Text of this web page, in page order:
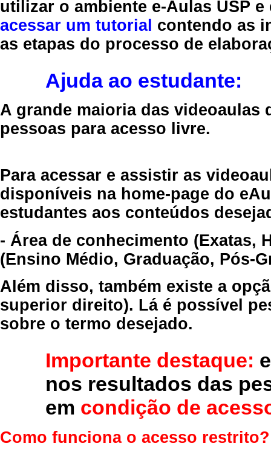
utilizar o ambiente e-Aulas USP
acessar um tutorial contendo as
as etapas do processo de
Ajuda ao estudante:
A grande maioria das videoaulas
pessoas para acesso livre.
Para acessar e assistir as
disponíveis na home-page do
estudantes aos conteúdos
- Área de conhecimento (Exatas,
(Ensino Médio, Graduação, Pós-
Além disso, também existe a
superior direito). Lá é possível
sobre o termo desejado.
Importante destaque:
nos resultados das
em condição de
Como funciona o acesso restrito?